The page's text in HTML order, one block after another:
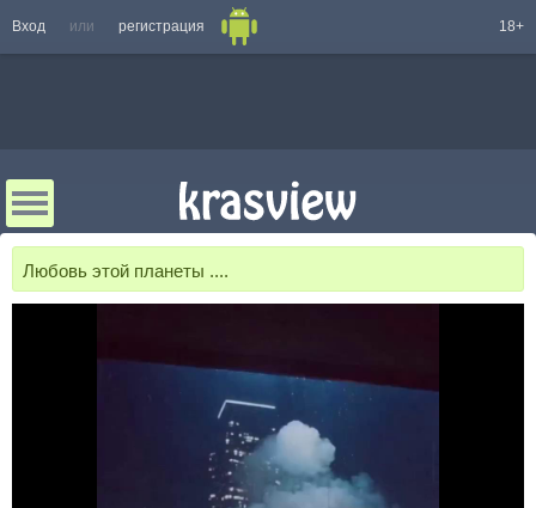
Вход или регистрация 18+
Любовь этой планеты ....